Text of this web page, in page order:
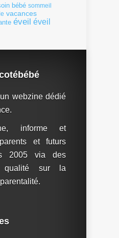
bébé sommeil
vacances
éveil éveil
webzine dédié
informe et
et futurs
2005 via des
qualité sur la